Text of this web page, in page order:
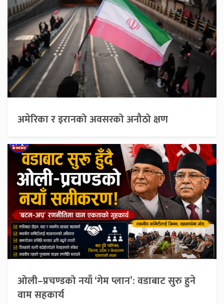
अमेरिका र इरानको अवसरको अनौठो क्षण
ओली–प्रचण्डको नयाँ ‘गेम प्लान’: वडाबाट सुरु हुने
वाम सहकार्य